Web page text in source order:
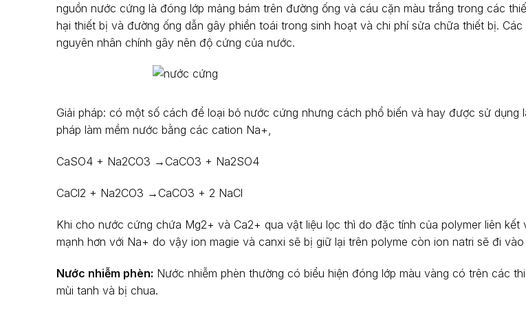
nguồn nước cứng là đóng lớp mảng bám trên đường ống và cáu cặn màu trắng trong các
hại thiết bị và đường ống dẫn gây phiền toái trong sinh hoạt và chi phí sửa chữa thiết bị. Các
nguyên nhân chính gây nên độ cứng của nước.
Giải pháp: có một số cách để loại bỏ nước cứng nhưng cách phổ biến và hay được sử dụng
pháp làm mềm nước bằng các cation Na+,
CaSO4 + Na2CO3 →CaCO3 + Na2SO4
CaCl2 + Na2CO3 →CaCO3 + 2 NaCl
Khi cho nước cứng chứa Mg2+ và Ca2+ qua vật liệu lọc thì do đặc tính của polymer liên kết
mạnh hơn với Na+ do vậy ion magie và canxi sẽ bị giữ lại trên polyme còn ion natri sẽ đi
Nước nhiễm phèn: Nước nhiễm phèn thường có biểu hiện đóng lớp màu vàng có trên các
mùi tanh và bị chua.